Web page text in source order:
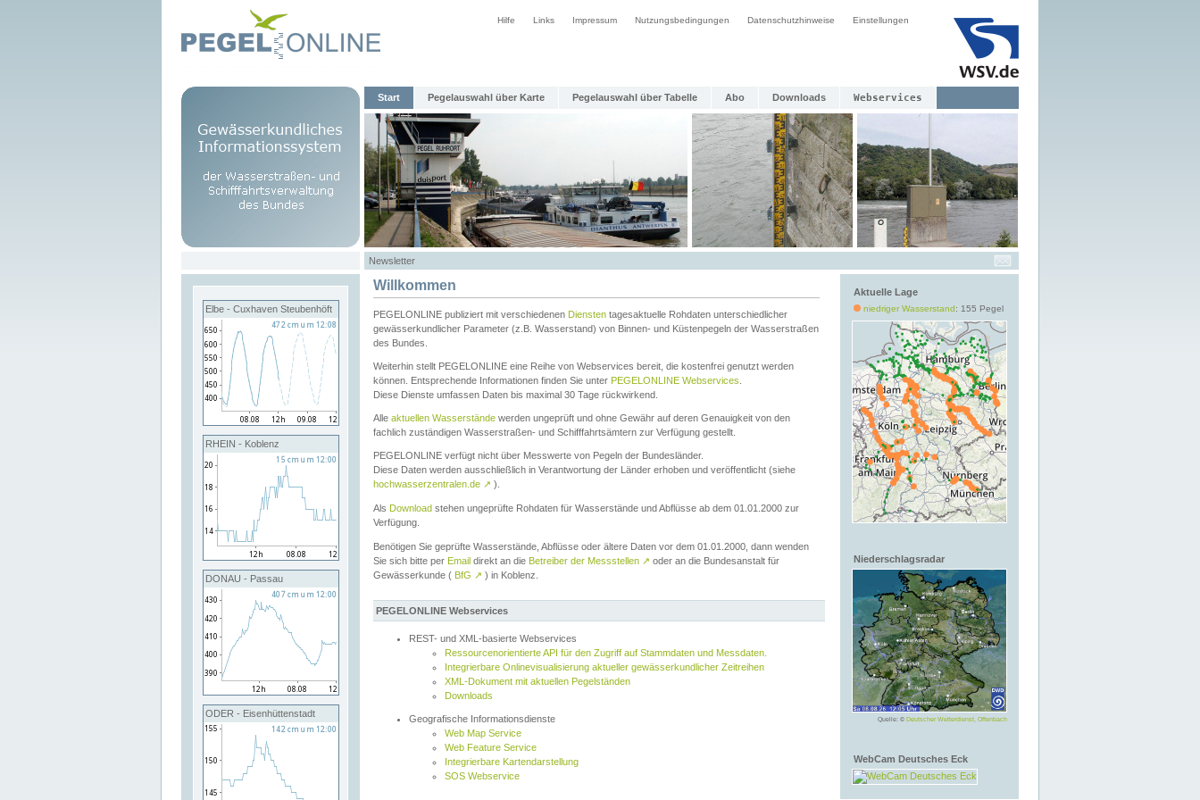
Hilfe Links Impressum Nutzungsbedingungen Datenschutzhinweise Einstellungen
Start Pegelauswahl über Karte Pegelauswahl über Tabelle Abo Downloads Webservices
Newsletter
Elbe - Cuxhaven Steubenhöft
RHEIN - Koblenz
DONAU - Passau
ODER - Eisenhüttenstadt
Aktuelle Lage
niedriger Wasserstand: 155 Pegel
Niederschlagsradar
Quelle: © Deutscher Wetterdienst, Offenbach
WebCam Deutsches Eck
Willkommen
PEGELONLINE publiziert mit verschiedenen Diensten tagesaktuelle Rohdaten unterschiedlicher
gewässerkundlicher Parameter (z.B. Wasserstand) von Binnen- und Küstenpegeln der Wasserstraßen
des Bundes.
Weiterhin stellt PEGELONLINE eine Reihe von Webservices bereit, die kostenfrei genutzt werden
können. Entsprechende Informationen finden Sie unter PEGELONLINE Webservices
Diese Dienste umfassen Daten bis maximal 30 Tage rückwirkend.
Alle aktuellen Wasserstände werden ungeprüft und ohne Gewähr auf deren Genauigkeit von den
fachlich zuständigen Wasserstraßen- und Schifffahrtsämtern zur Verfügung gestellt.
PEGELONLINE verfügt nicht über Messwerte von Pegeln der Bundesländer.
Diese Daten werden ausschließlich in Verantwortung der Länder erhoben und veröffentlicht (siehe
hochwasserzentralen.de ↗ ).
Als Download stehen ungeprüfte Rohdaten für Wasserstände und Abflüsse ab dem 01.01.2000 zur
Verfügung.
Benötigen Sie geprüfte Wasserstände, Abflüsse oder ältere Daten vor dem 01.01.2000, dann wenden
Sie sich bitte per Email direkt an die Betreiber der Messstellen ↗ oder an die Bundesanstalt für
Gewässerkunde ( BfG ↗ ) in Koblenz.
PEGELONLINE Webservices
REST- und XML-basierte Webservices
Ressourcenorientierte API für den Zugriff auf Stammdaten und Messdaten.
Integrierbare Onlinevisualisierung aktueller gewässerkundlicher Zeitreihen
XML-Dokument mit aktuellen Pegelständen
Downloads
Geografische Informationsdienste
Web Map Service
Web Feature Service
Integrierbare Kartendarstellung
SOS Webservice